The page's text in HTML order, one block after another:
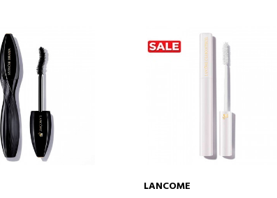
LANCOME